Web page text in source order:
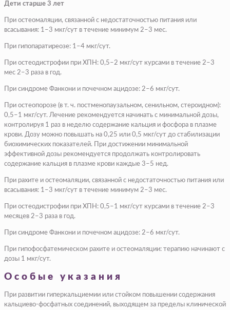
Дети старше 3 лет
При остеомаляции, связанной с недостаточностью питания или
всасывания: 1–3 мкг/сут в течение минимум 2–3 мес.
При гипопаратиреозе: 1–4 мкг/сут.
При остеодистрофии при ХПН: 0,5–2 мкг/сут курсами в течение 2–3
мес 2–3 раза в год.
При синдроме Фанкони и почечном ацидозе: 2–6 мкг/сут.
При остеопорозе (в т. ч. постменопаузальном, сенильном, стероидном):
0,5–1 мкг/сут. Лечение рекомендуется начинать с минимальной дозы,
контролируя 1 раз в неделю содержание кальция и фосфора в плазме
крови. Дозу можно повышать на 0,25 или 0,5 мкг/сут до стабилизации
биохимических показателей. При достижении минимальной
эффективной дозы рекомендуется продолжать контролировать
содержание кальция в плазме крови каждые 3–5 нед.
При рахите и остеомаляции, связанной с недостаточностью питания или
всасывания: 1–3 мкг/сут в течение минимум 2–3 мес.
При остеодистрофии при ХПН: 0,5–1 мкг/сут курсами в течение 2–3
месяцев 2–3 раза в год.
При синдроме Фанкони и почечном ацидозе: 2–6 мкг/сут.
При гипофосфатемическом рахите и остеомаляции: терапию начинают с
дозы 1 мкг/сут.
Особые указания
При развитии гиперкальциемии или стойком повышении содержания
кальциево-фосфатных соединений, выходящем за пределы клинической